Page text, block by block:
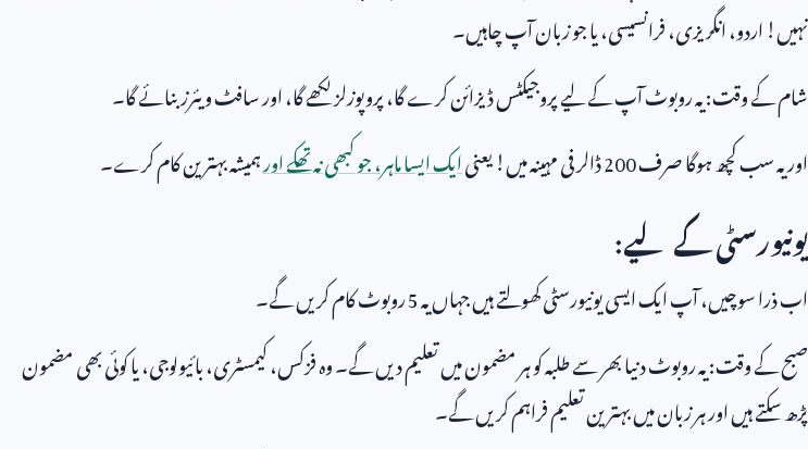
نہیں! اردو، انگریزی، فرانسیسی، یا جو زبان آپ چاہیں۔
شام کے وقت: یہ روبوٹ آپ کے لیے پروجیکٹس ڈیزائن کرے گا، پروپوزلز لکھے گا، اور سافٹ ویئرز بنائے گا۔
اور یہ سب کچھ ہوگا صرف200ڈالر فی مہینہ میں! یعنیایک ایسا ماہر، جو کبھی نہ تھکے اورہمیشہ بہترین کام کرے۔
یونیورسٹی کے لیے:
اب ذرا سوچیں، آپ ایک ایسی یونیورسٹی کھولتے ہیں جہاں یہ5روبوٹ کام کریں گے۔
صبح کے وقت: یہ روبوٹ دنیا بھر سے طلبہ کو ہر مضمون میں تعلیم دیں گے۔ وہ فزکس، کیمسٹری، بائیولوجی، یا کوئی بھی مضمون
پڑھ سکتے ہیں اور ہر زبان میں بہترین تعلیم فراہم کریں گے۔